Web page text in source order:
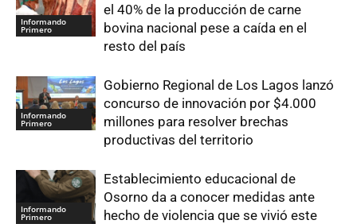
Informando
Primero
el 40% de la producción de carne
bovina nacional pese a caída en el
resto del país
Informando
Primero
Gobierno Regional de Los Lagos lanzó
concurso de innovación por $4.000
millones para resolver brechas
productivas del territorio
Informando
Primero
Establecimiento educacional de
Osorno da a conocer medidas ante
hecho de violencia que se vivió este